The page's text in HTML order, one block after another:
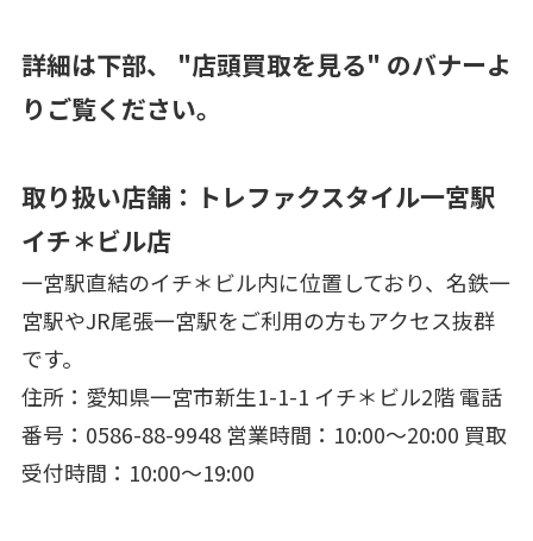
詳細は下部、 "店頭買取を見る" のバナーよ
りご覧ください。
取り扱い店舗：トレファクスタイル一宮駅
イチ＊ビル店
一宮駅直結のイチ＊ビル内に位置しており、名鉄一
宮駅やJR尾張一宮駅をご利用の方もアクセス抜群
です。
住所：愛知県一宮市新生1-1-1 イチ＊ビル2階 電話
番号：0586-88-9948 営業時間：10:00～20:00 買取
受付時間：10:00～19:00